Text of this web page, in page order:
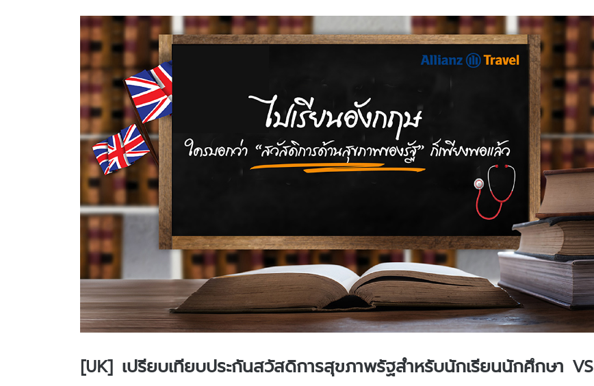
[UK] เปรียบเทียบประกันสวัสดิการสุขภาพรัฐสำหรับนักเรียนนักศึกษา VS